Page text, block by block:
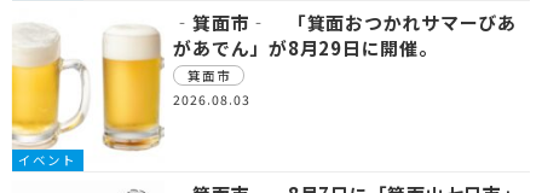
イベント
‐箕面市‐ 「箕面おつかれサマーびあ
があでん」が8月29日に開催。
箕面市
2026.08.03